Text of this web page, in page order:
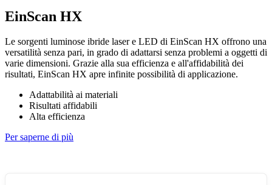
EinScan HX
Le sorgenti luminose ibride laser e LED di EinScan HX offrono una
versatilità senza pari, in grado di adattarsi senza problemi a oggetti di
varie dimensioni. Grazie alla sua efficienza e all'affidabilità dei
risultati, EinScan HX apre infinite possibilità di applicazione.
Adattabilità ai materiali
Risultati affidabili
Alta efficienza
Per saperne di più